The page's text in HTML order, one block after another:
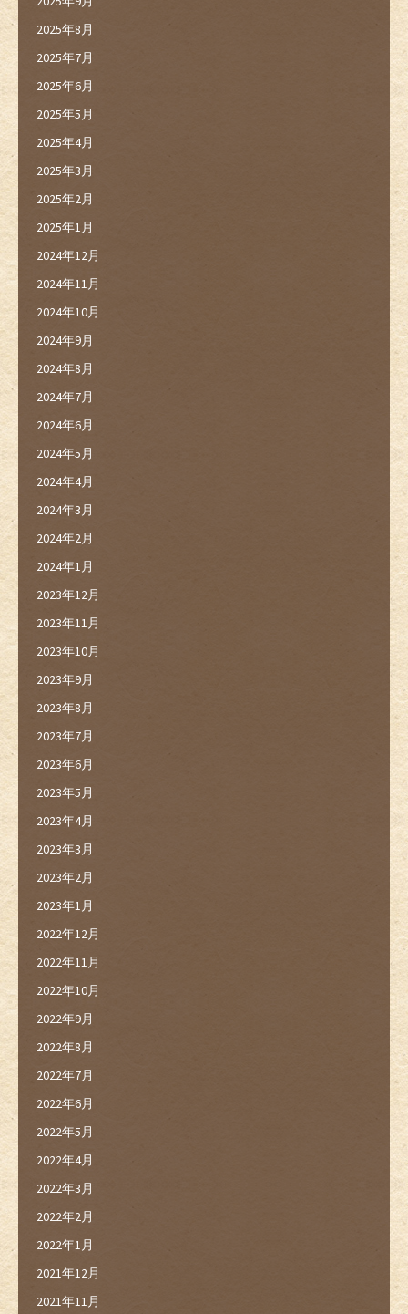
2025年8月
2025年7月
2025年6月
2025年5月
2025年4月
2025年3月
2025年2月
2025年1月
2024年12月
2024年11月
2024年10月
2024年9月
2024年8月
2024年7月
2024年6月
2024年5月
2024年4月
2024年3月
2024年2月
2024年1月
2023年12月
2023年11月
2023年10月
2023年9月
2023年8月
2023年7月
2023年6月
2023年5月
2023年4月
2023年3月
2023年2月
2023年1月
2022年12月
2022年11月
2022年10月
2022年9月
2022年8月
2022年7月
2022年6月
2022年5月
2022年4月
2022年3月
2022年2月
2022年1月
2021年12月
2021年11月